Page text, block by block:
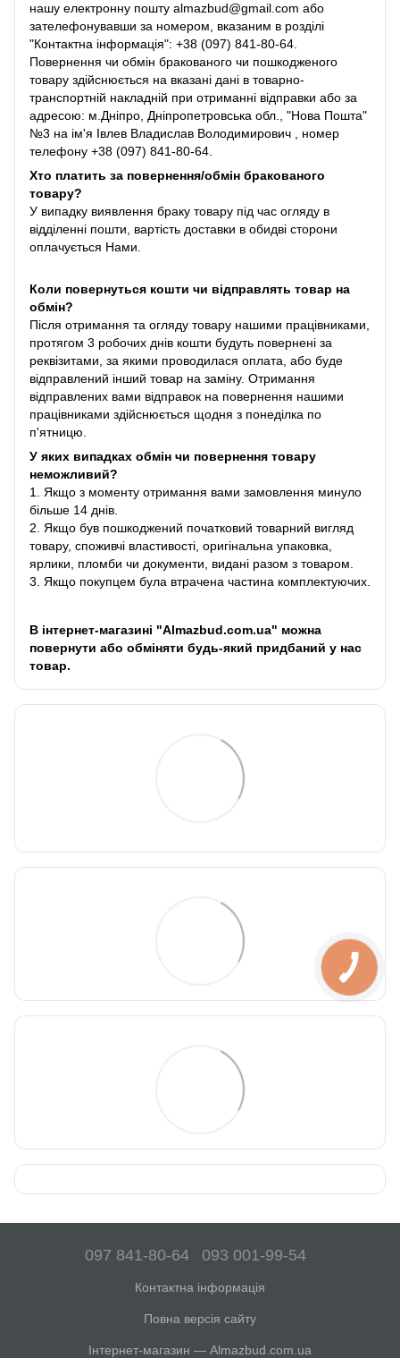
нашу електронну пошту almazbud@gmail.com або
зателефонувавши за номером, вказаним в розділі
"Контактна інформація": +38 (097) 841-80-64.
Повернення чи обмін бракованого чи пошкодженого
товару здійснюється на вказані дані в товарно-
транспортній накладній при отриманні відправки або за
адресою: м.Дніпро, Дніпропетровська обл., "Нова Пошта"
№3 на ім'я Івлев Владислав Володимирович , номер
телефону +38 (097) 841-80-64.
Хто платить за повернення/обмін бракованого
товару?
У випадку виявлення браку товару під час огляду в
відділенні пошти, вартість доставки в обидві сторони
оплачується Нами.
Коли повернуться кошти чи відправлять товар на
обмін?
Після отримання та огляду товару нашими працівниками,
протягом 3 робочих днів кошти будуть повернені за
реквізитами, за якими проводилася оплата, або буде
відправлений інший товар на заміну. Отримання
відправлених вами відправок на повернення нашими
працівниками здійснюється щодня з понеділка по
п'ятницю.
У яких випадках обмін чи повернення товару
неможливий?
1. Якщо з моменту отримання вами замовлення минуло
більше 14 днів.
2. Якщо був пошкоджений початковий товарний вигляд
товару, споживчі властивості, оригінальна упаковка,
ярлики, пломби чи документи, видані разом з товаром.
3. Якщо покупцем була втрачена частина комплектуючих.
В інтернет-магазині "Almazbud.com.ua" можна
повернути або обміняти будь-який придбаний у нас
товар.
097 841-80-64 093 001-99-54
Контактна інформація
Повна версія сайту
Інтернет-магазин — Almazbud.com.ua